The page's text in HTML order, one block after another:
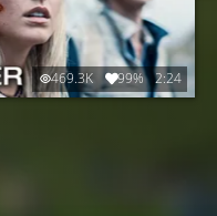
469.3K 99% 2:24